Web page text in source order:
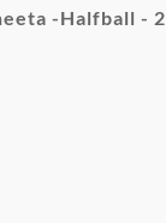
-Halfball - 2